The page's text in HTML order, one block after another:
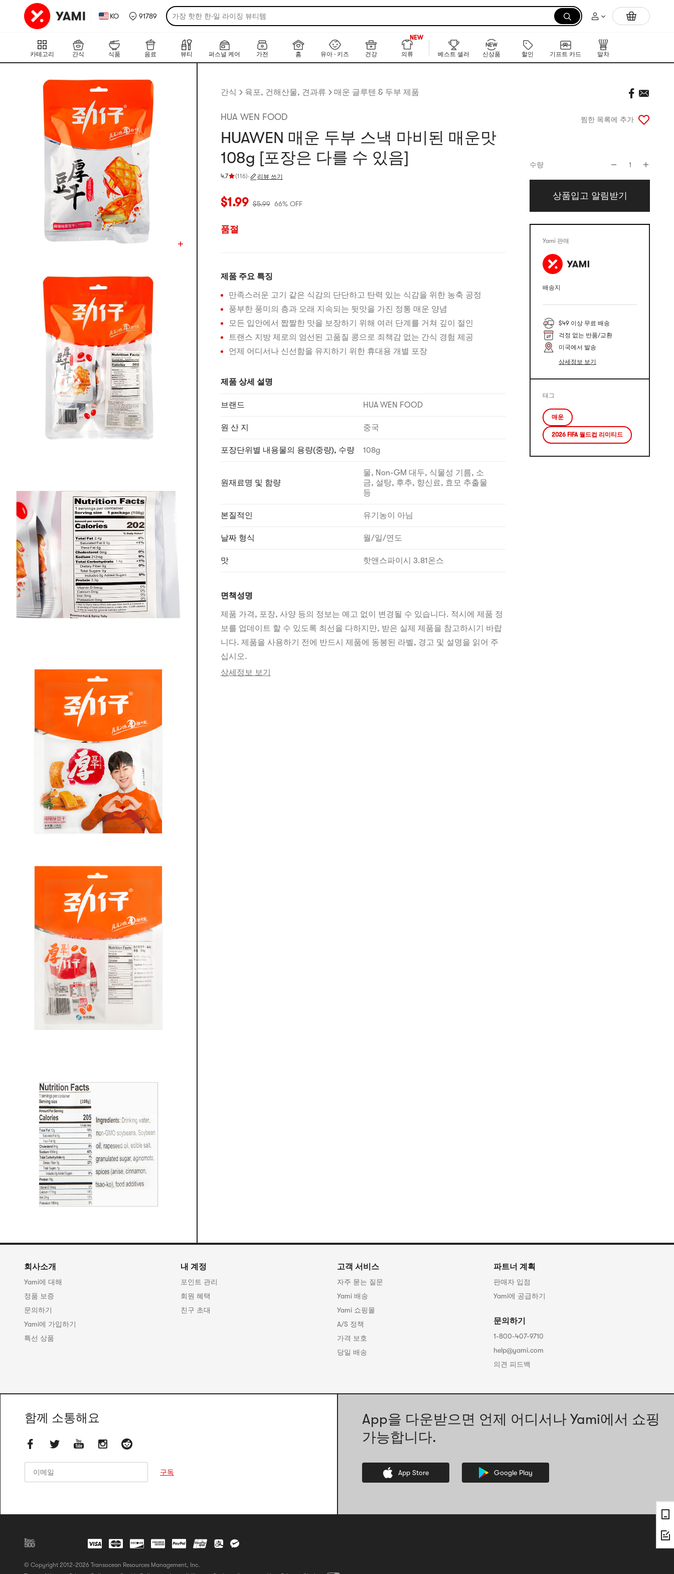
KO 91789 가장 핫한 한·일 라이징 뷰티템 먼저 만나는 K-뷰티 신작 라인업
카테고리 간식 식품 음료 뷰티 퍼스널 케어 가전 홈 유아 · 키즈 건강 의류
990+
NEW
990+
베스트 셀러 신상품 할인 기프트 카드 말차
간식 육포, 건해산물, 견과류 매운 글루텐 & 두부 제품
HUA WEN FOOD
HUAWEN 매운 두부 스낵 마비된 매운맛
108g [포장은 다를 수 있음]
4.7 (116)
평점 4.7 개 별, 5개 별 만점
· 리뷰 쓰기
현재 가격: $1.99
$1.99 $5.99 66% OFF
품절
제품 주요 특징
만족스러운 고기 같은 식감의 단단하고 탄력 있는 식감을 위한 농축 공정
풍부한 풍미의 층과 오래 지속되는 뒷맛을 가진 정통 매운 양념
모든 입안에서 짭짤한 맛을 보장하기 위해 여러 단계를 거쳐 깊이 절인
트랜스 지방 제로의 엄선된 고품질 콩으로 죄책감 없는 간식 경험 제공
언제 어디서나 신선함을 유지하기 위한 휴대용 개별 포장
제품 상세 설명
브랜드 HUA WEN FOOD
원 산 지 중국
포장단위별 내용물의 용량(중량), 수량 108g
원재료명 및 함량
물, Non-GM 대두, 식물성 기름, 소
금, 설탕, 후추, 향신료, 효모 추출물
등
본질적인 유기농이 아님
날짜 형식 월/일/연도
맛 핫앤스파이시 3.81온스
면책성명
제품 가격, 포장, 사양 등의 정보는 예고 없이 변경될 수 있습니다. 적시에 제품 정
보를 업데이트 할 수 있도록 최선을 다하지만, 받은 실제 제품을 참고하시기 바랍
니다. 제품을 사용하기 전에 반드시 제품에 동봉된 라벨, 경고 및 설명을 읽어 주
십시오.
상세정보 보기
찜한 목록에 추가
수량 1
상품입고 알림받기
Yami 판매
배송지
$49 이상 무료 배송
걱정 없는 반품/교환
미국에서 발송
상세정보 보기
태그
매운
2026 FIFA 월드컵 리미티드
회사소개
Yami에 대해
정품 보증
문의하기
Yami에 가입하기
특선 상품
내 계정
포인트 관리
회원 혜택
친구 초대
고객 서비스
자주 묻는 질문
Yami 배송
Yami 쇼핑몰
A/S 정책
가격 보호
당일 배송
파트너 계획
판매자 입점
Yami에 공급하기
문의하기
1-800-407-9710
help@yami.com
의견 피드백
함께 소통해요
구독
App을 다운받으면 언제 어디서나 Yami에서 쇼핑
가능합니다.
App Store Google Play
© Copyright 2012-2026 Transocean Resources Management, Inc.